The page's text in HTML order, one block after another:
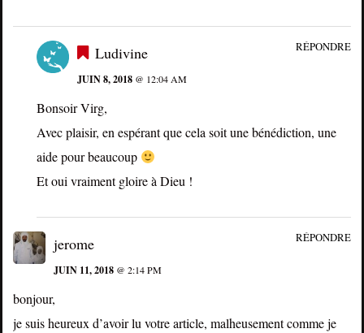
Ludivine
JUIN 8, 2018 @ 12:04 AM
Bonsoir Virg,
Avec plaisir, en espérant que cela soit une bénédiction, une
aide pour beaucoup
Et oui vraiment gloire à Dieu !
RÉPONDRE
jerome
JUIN 11, 2018 @ 2:14 PM
bonjour,
je suis heureux d’avoir lu votre article, malheusement comme je
RÉPONDRE